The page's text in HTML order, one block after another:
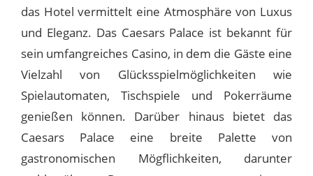
das Hotel vermittelt eine Atmosphäre von Luxus
und Eleganz. Das Caesars Palace ist bekannt für
sein umfangreiches Casino, in dem die Gäste eine
Vielzahl von Glücksspielmöglichkeiten wie
Spielautomaten, Tischspiele und Pokerräume
genießen können. Darüber hinaus bietet das
Caesars Palace eine breite Palette von
gastronomischen Mögflichkeiten, darunter